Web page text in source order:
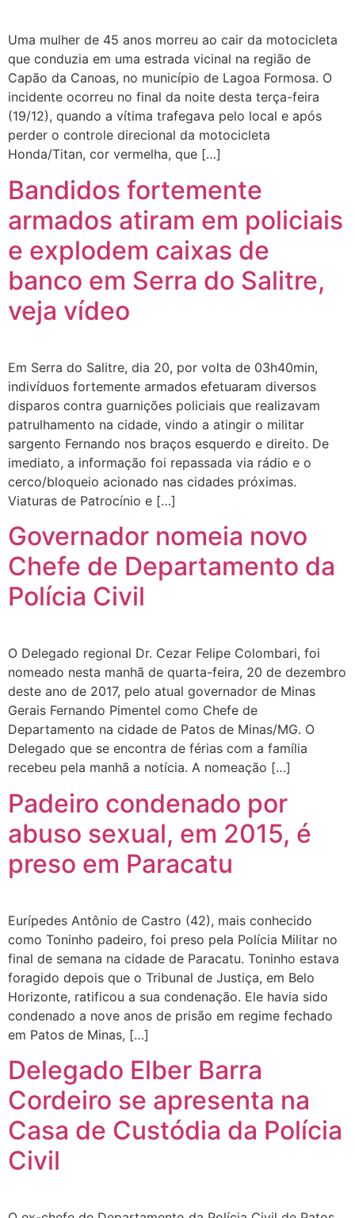
Uma mulher de 45 anos morreu ao cair da motocicleta
que conduzia em uma estrada vicinal na região de
Capão da Canoas, no município de Lagoa Formosa. O
incidente ocorreu no final da noite desta terça-feira
(19/12), quando a vítima trafegava pelo local e após
perder o controle direcional da motocicleta
Honda/Titan, cor vermelha, que […]
Bandidos fortemente
armados atiram em policiais
e explodem caixas de
banco em Serra do Salitre,
veja vídeo
Em Serra do Salitre, dia 20, por volta de 03h40min,
indivíduos fortemente armados efetuaram diversos
disparos contra guarnições policiais que realizavam
patrulhamento na cidade, vindo a atingir o militar
sargento Fernando nos braços esquerdo e direito. De
imediato, a informação foi repassada via rádio e o
cerco/bloqueio acionado nas cidades próximas.
Viaturas de Patrocínio e […]
Governador nomeia novo
Chefe de Departamento da
Polícia Civil
O Delegado regional Dr. Cezar Felipe Colombari, foi
nomeado nesta manhã de quarta-feira, 20 de dezembro
deste ano de 2017, pelo atual governador de Minas
Gerais Fernando Pimentel como Chefe de
Departamento na cidade de Patos de Minas/MG. O
Delegado que se encontra de férias com a família
recebeu pela manhã a notícia. A nomeação […]
Padeiro condenado por
abuso sexual, em 2015, é
preso em Paracatu
Eurípedes Antônio de Castro (42), mais conhecido
como Toninho padeiro, foi preso pela Polícia Militar no
final de semana na cidade de Paracatu. Toninho estava
foragido depois que o Tribunal de Justiça, em Belo
Horizonte, ratificou a sua condenação. Ele havia sido
condenado a nove anos de prisão em regime fechado
em Patos de Minas, […]
Delegado Elber Barra
Cordeiro se apresenta na
Casa de Custódia da Polícia
Civil